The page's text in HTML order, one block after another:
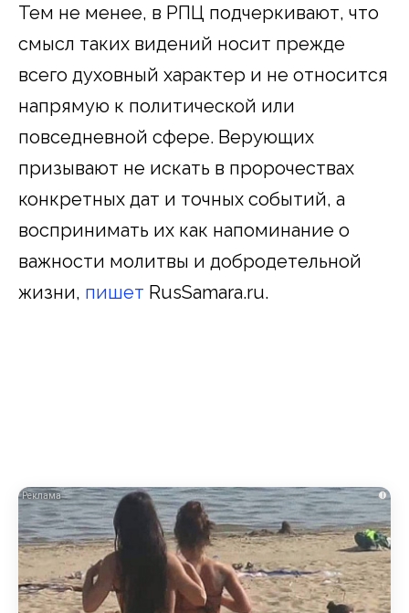
Тем не менее, в РПЦ подчеркивают, что
смысл таких видений носит прежде
всего духовный характер и не относится
напрямую к политической или
повседневной сфере. Верующих
призывают не искать в пророчествах
конкретных дат и точных событий, а
воспринимать их как напоминание о
важности молитвы и добродетельной
жизни, пишет RusSamara.ru.
i